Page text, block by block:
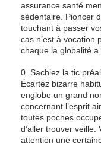
assurance santé
sédentaire. Pioncer
touchant à passer
cas n’est à vocation
chaque la globalité a
0. Sachiez la tic
Écartez bizarre
englobe un grand
concernant l’esprit
toutes poches
d’aller trouver
attention une